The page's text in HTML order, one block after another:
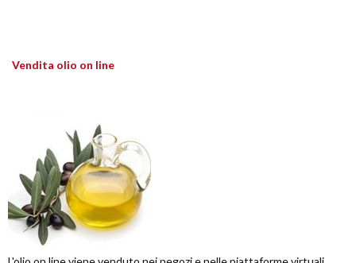
Vendita olio on line